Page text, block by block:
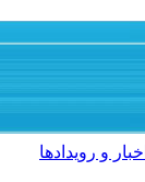
اخبار و رویدادها